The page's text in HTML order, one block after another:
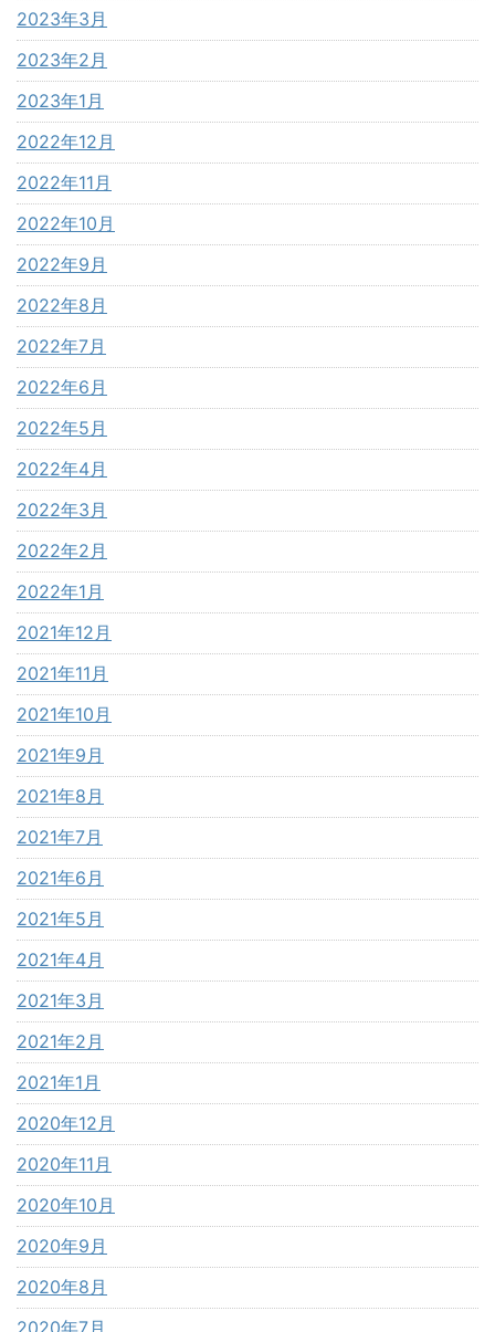
2023年3月
2023年2月
2023年1月
2022年12月
2022年11月
2022年10月
2022年9月
2022年8月
2022年7月
2022年6月
2022年5月
2022年4月
2022年3月
2022年2月
2022年1月
2021年12月
2021年11月
2021年10月
2021年9月
2021年8月
2021年7月
2021年6月
2021年5月
2021年4月
2021年3月
2021年2月
2021年1月
2020年12月
2020年11月
2020年10月
2020年9月
2020年8月
2020年7月